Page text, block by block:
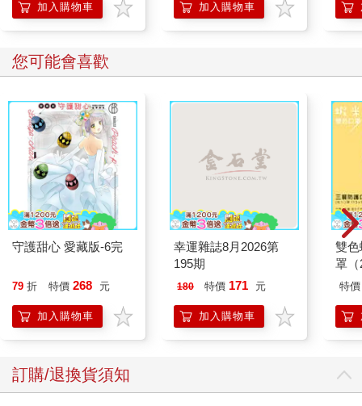
加入購物車 加入購物車
您可能會喜歡
守護甜心 愛藏版-6完
79 折 特價 268 元
加入購物車
幸運雜誌8月2026第
195期
180 特價 171 元
加入購物車
雙
罩（
特價
訂購/退換貨須知